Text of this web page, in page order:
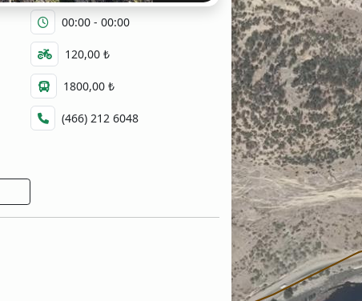
00:00 - 00:00
120,00 ₺
1800,00 ₺
(466) 212 6048